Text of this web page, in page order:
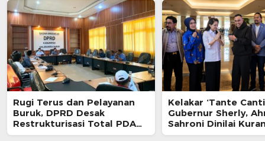
Rugi Terus dan Pelayanan
Buruk, DPRD Desak
Restrukturisasi Total PDAM
Jailolo
Kelakar ‘Tante
Gubernur Sherly,
Sahroni Dinilai
Profesional dan